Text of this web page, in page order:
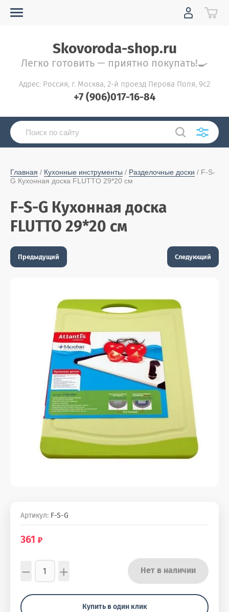
Skovoroda-shop.ru
Легко готовить — приятно покупать!🍳
Адрес: Россия, г. Москва, 2-й проезд Перова Поля, 9с2
+7 (906)017-16-84
Главная / Кухонные инструменты / Разделочные доски / F-S-
G Кухонная доска FLUTTO 29*20 см
F-S-G Кухонная доска
FLUTTO 29*20 см
Предыдущий Следующий
Артикул: F-S-G
361
− + Нет в наличии
Купить в один клик